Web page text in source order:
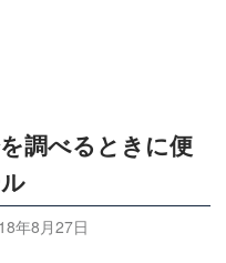
調べるときに便
年8月27日